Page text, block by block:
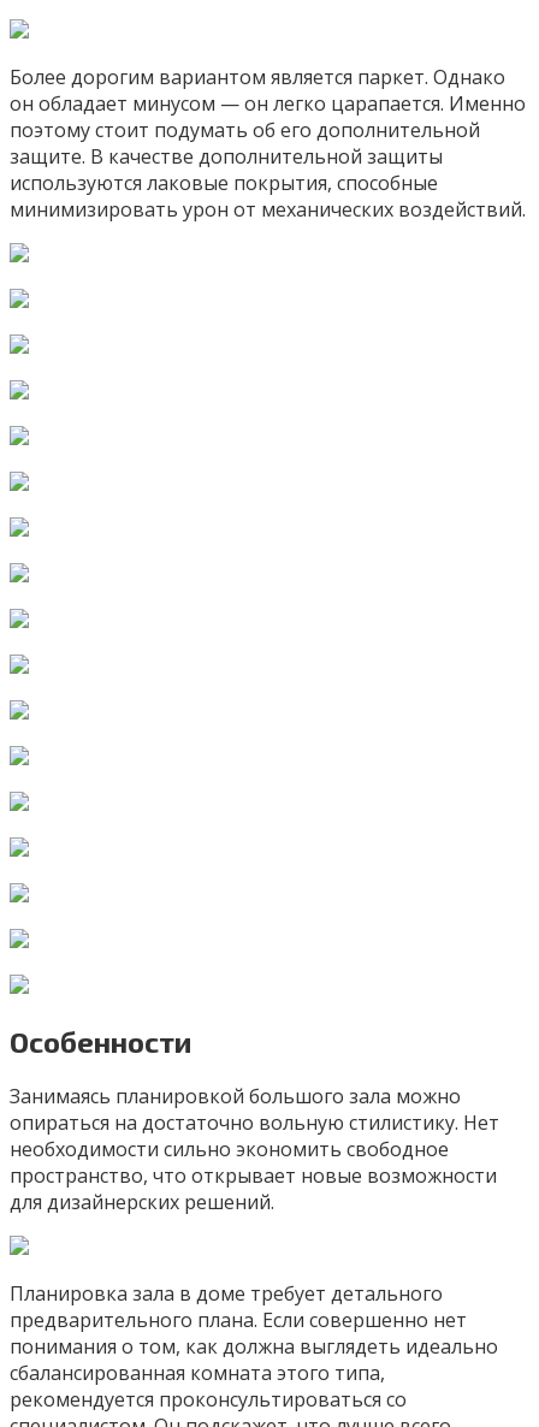
Более дорогим вариантом является паркет. Однако
он обладает минусом — он легко царапается. Именно
поэтому стоит подумать об его дополнительной
защите. В качестве дополнительной защиты
используются лаковые покрытия, способные
минимизировать урон от механических воздействий.
Особенности
Занимаясь планировкой большого зала можно
опираться на достаточно вольную стилистику. Нет
необходимости сильно экономить свободное
пространство, что открывает новые возможности
для дизайнерских решений.
Планировка зала в доме требует детального
предварительного плана. Если совершенно нет
понимания о том, как должна выглядеть идеально
сбалансированная комната этого типа,
рекомендуется проконсультироваться со